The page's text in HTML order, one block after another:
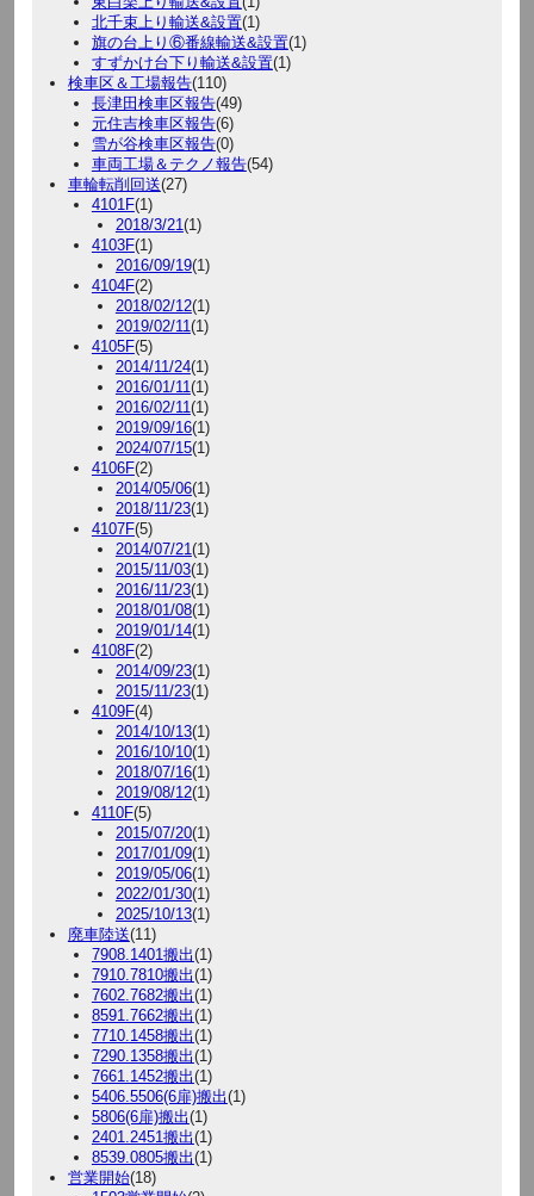
北千束上り輸送&設置(1)
旗の台上り⑥番線輸送&設置(1)
すずかけ台下り輸送&設置(1)
検車区＆工場報告(110)
長津田検車区報告(49)
元住吉検車区報告(6)
雪が谷検車区報告(0)
車両工場＆テクノ報告(54)
車輪転削回送(27)
4101F(1)
2018/3/21 (1)
4103F(1)
2016/09/19(1)
4104F(2)
2018/02/12(1)
2019/02/11 (1)
4105F(5)
2014/11/24(1)
2016/01/11 (1)
2016/02/11 (1)
2019/09/16(1)
2024/07/15(1)
4106F(2)
2014/05/06(1)
2018/11/23(1)
4107F(5)
2014/07/21 (1)
2015/11/03(1)
2016/11/23(1)
2018/01/08(1)
2019/01/14(1)
4108F(2)
2014/09/23(1)
2015/11/23(1)
4109F(4)
2014/10/13(1)
2016/10/10(1)
2018/07/16(1)
2019/08/12(1)
4110F(5)
2015/07/20(1)
2017/01/09(1)
2019/05/06(1)
2022/01/30(1)
2025/10/13(1)
廃車陸送(11)
7908.1401搬出(1)
7910.7810搬出(1)
7602.7682搬出(1)
8591.7662搬出(1)
7710.1458搬出(1)
7290.1358搬出(1)
7661.1452搬出(1)
5406.5506(6扉)搬出(1)
5806(6扉)搬出(1)
2401.2451搬出(1)
8539.0805搬出(1)
営業開始(18)